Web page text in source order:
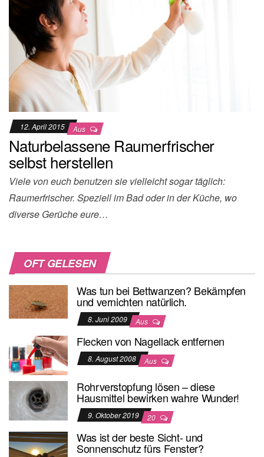
12. April 2015 Aus
Naturbelassene Raumerfrischer
selbst herstellen
Viele von euch benutzen sie vielleicht sogar täglich:
Raumerfrischer. Speziell im Bad oder in der Küche, wo
diverse Gerüche eure…
OFT GELESEN
Was tun bei Bettwanzen? Bekämpfen
und vernichten natürlich.
8. Juni 2009 Aus
Flecken von Nagellack entfernen
8. August 2008 Aus
Rohrverstopfung lösen – diese
Hausmittel bewirken wahre Wunder!
9. Oktober 2019 20
Was ist der beste Sicht- und
Sonnenschutz fürs Fenster?